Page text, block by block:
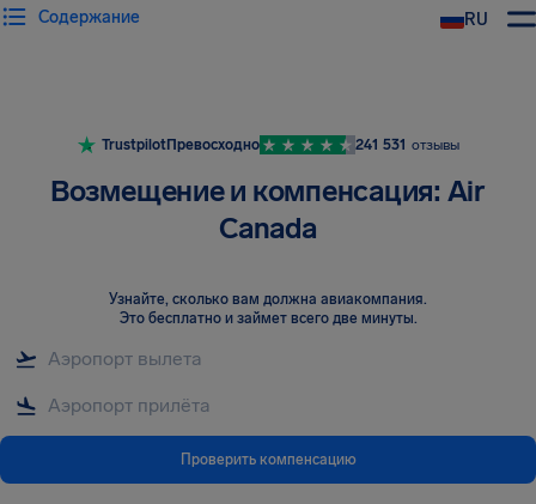
RU
Содержание
TrustpilotПревосходно 241 531 отзывы
Возмещение и компенсация: Air
Canada
Узнайте, сколько вам должна авиакомпания.
Это бесплатно и займет всего две минуты.
Проверить компенсацию